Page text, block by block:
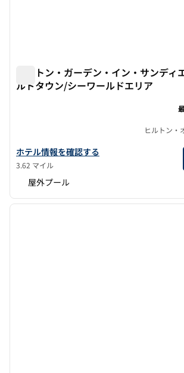
ヒルトン・ガーデン・イン・サンディ
ルドタウン/シーワールドエリア
ヒルトン・ガーデン・イン・サンディエゴ
ホテル情報を確認する
3.62 マイル
ヒルトン・
屋外プール
1/12